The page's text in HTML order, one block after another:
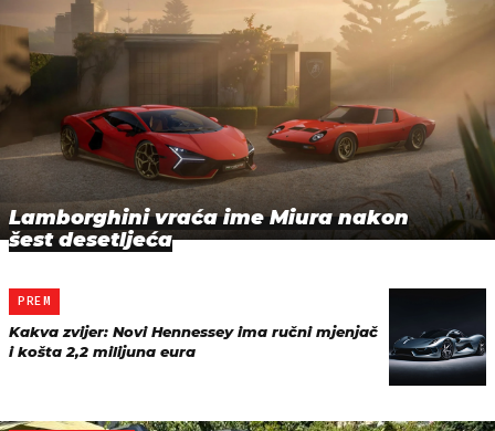
Lamborghini vraća ime Miura nakon
šest desetljeća
PREM
Kakva zvijer: Novi Hennessey ima ručni mjenjač
i košta 2,2 milijuna eura